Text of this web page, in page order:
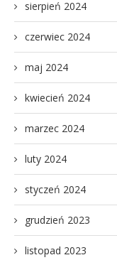
sierpień 2024
czerwiec 2024
maj 2024
kwiecień 2024
marzec 2024
luty 2024
styczeń 2024
grudzień 2023
listopad 2023